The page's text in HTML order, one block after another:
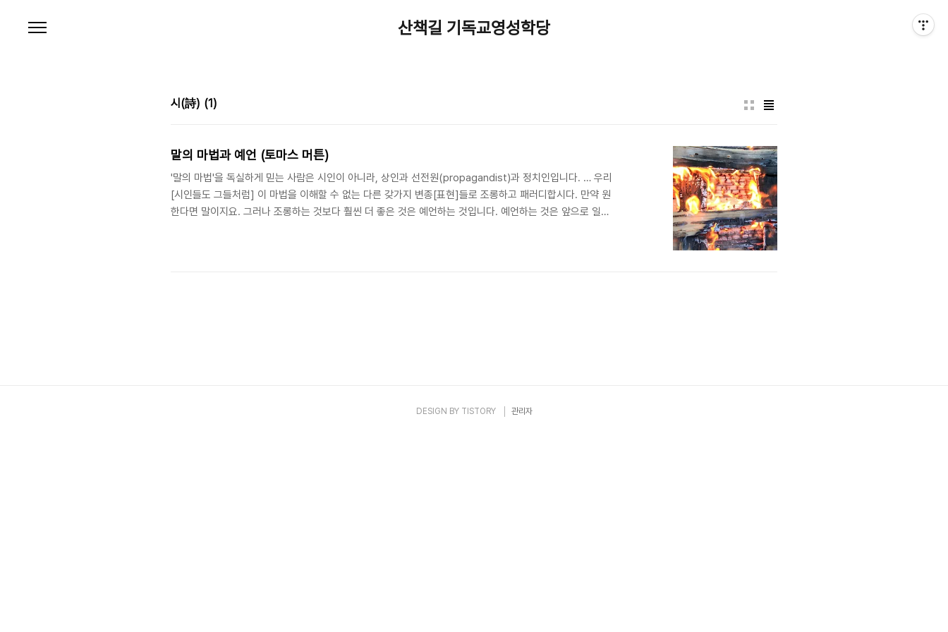
산책길 기독교영성학당
시(詩) (1)
말의 마법과 예언 (토마스 머튼)
'말의 마법'을 독실하게 믿는 사람은 시인이 아니라, 상인과 선전원(propagandist)과 정치인입니다. … 우리
[시인들도 그들처럼] 이 마법을 이해할 수 없는 다른 갖가지 변종[표현]들로 조롱하고 패러디합시다. 만약 원
한다면 말이지요. 그러나 조롱하는 것보다 훨씬 더 좋은 것은 예언하는 것입니다. 예언하는 것은 앞으로 일어
DESIGN BY TISTORY 관리자